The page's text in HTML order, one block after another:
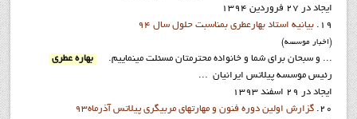
ایجاد در 27 فروردين 1394
19.
بيانيه استاد بهارعطري بمناسبت حلول سال 94
(اخبار موسسه)
... و سبحان برای شما و خانواده محترمتان مسئلت مینماییم.
بهاره عطري
رئيس موسسه پيلاتس ايرانيان ...
ایجاد در 29 اسفند 1393
20.
گزارش اولين دوره فنون و مهارتهاي مربيگري پيلاتس آذرماه93